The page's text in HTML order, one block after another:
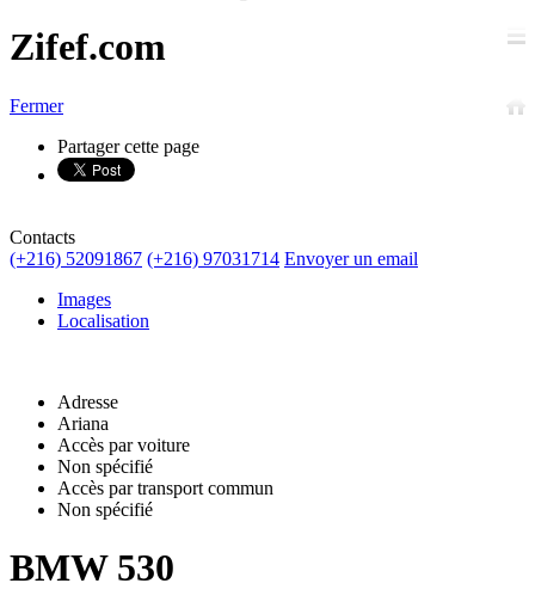
Zifef.com
Fermer
Partager cette page
Contacts
(+216) 52091867 (+216) 97031714 Envoyer un email
Images
Localisation
Adresse
Ariana
Accès par voiture
Non spécifié
Accès par transport commun
Non spécifié
BMW 530